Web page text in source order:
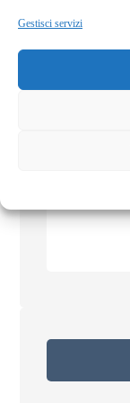
Gestisci servizi